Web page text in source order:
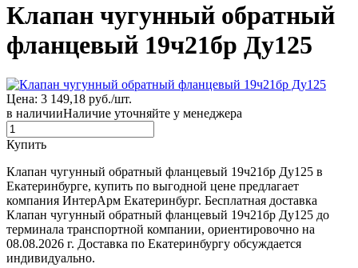
Клапан чугунный обратный
фланцевый 19ч21бр Ду125
Цена: 3 149,18 руб./шт.
в наличииНаличие уточняйте у менеджера
Купить
Клапан чугунный обратный фланцевый 19ч21бр Ду125 в
Екатеринбурге, купить по выгодной цене предлагает
компания ИнтерАрм Екатеринбург. Бесплатная доставка
Клапан чугунный обратный фланцевый 19ч21бр Ду125 до
терминала транспортной компании, ориентировочно на
08.08.2026 г. Доставка по Екатеринбургу обсуждается
индивидуально.